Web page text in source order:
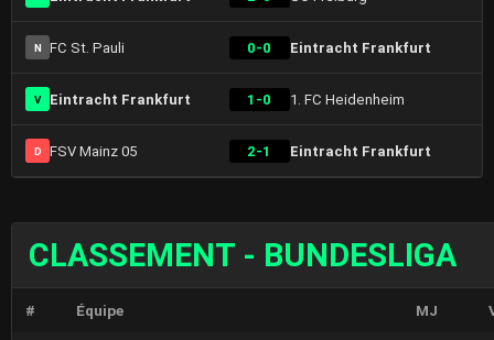
N FC St. Pauli 0-0 Eintracht Frankfurt
V Eintracht Frankfurt 1-0 1. FC Heidenheim
D FSV Mainz 05 2-1 Eintracht Frankfurt
CLASSEMENT - BUNDESLIGA
# Équipe MJ